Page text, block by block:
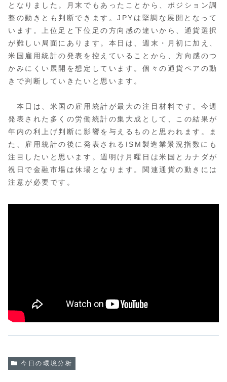
となりました。月末でもあったことから、ポジション調
整の動きとも判断できます。JPYは堅調な展開となって
います。上位足と下位足の方向感の違いから、通貨選択
が難しい局面にあります。本日は、週末・月初に加え、
米国雇用統計の発表を控えていることから、方向感のつ
かみにくい展開を想定しています。個々の通貨ペアの動
きで判断していきたいと思います。
本日は、米国の雇用統計が最大の注目材料です。今週
発表された多くの労働統計の集大成として、この結果が
年内の利上げ判断に影響を与えるものと思われます。ま
た、雇用統計の後に発表されるISM製造業景況指数にも
注目したいと思います。週明け月曜日は米国とカナダが
祝日で金融市場は休場となります。関連通貨の動きには
注意が必要です。
今日の環境分析